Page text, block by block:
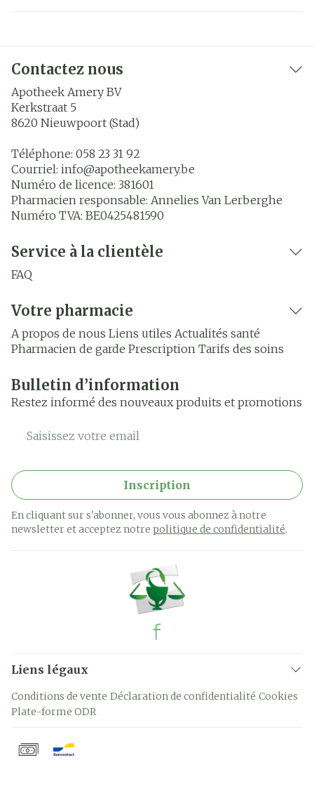
Contactez nous
Apotheek Amery BV
Kerkstraat 5
8620 Nieuwpoort (Stad)
Téléphone: 058 23 31 92
Courriel: info@apotheekamery.be
Numéro de licence: 381601
Pharmacien responsable: Annelies Van Lerberghe
Numéro TVA: BE0425481590
Service à la clientèle
FAQ
Votre pharmacie
A propos de nous Liens utiles Actualités santé
Pharmacien de garde Prescription Tarifs des soins
Bulletin d’information
Restez informé des nouveaux produits et promotions
Adresse mail
Inscription
En cliquant sur s'abonner, vous vous abonnez à notre
newsletter et acceptez notre politique de confidentialité.
Liens légaux
Conditions de vente Déclaration de confidentialité Cookies
Plate-forme ODR